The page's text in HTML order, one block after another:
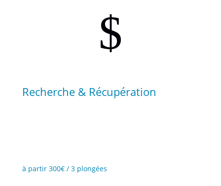
$
Recherche & Récupération
à partir 300€ / 3 plongées